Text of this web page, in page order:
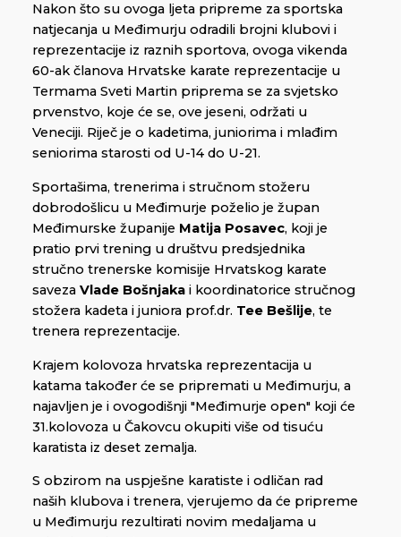
Nakon što su ovoga ljeta pripreme za sportska
natjecanja u Međimurju odradili brojni klubovi i
reprezentacije iz raznih sportova, ovoga vikenda
60-ak članova Hrvatske karate reprezentacije u
Termama Sveti Martin priprema se za svjetsko
prvenstvo, koje će se, ove jeseni, održati u
Veneciji. Riječ je o kadetima, juniorima i mlađim
seniorima starosti od U-14 do U-21.
Sportašima, trenerima i stručnom stožeru
dobrodošlicu u Međimurje poželio je župan
Međimurske županije Matija Posavec, koji je
pratio prvi trening u društvu predsjednika
stručno trenerske komisije Hrvatskog karate
saveza Vlade Bošnjaka i koordinatorice stručnog
stožera kadeta i juniora prof.dr. Tee Bešlije, te
trenera reprezentacije.
Krajem kolovoza hrvatska reprezentacija u
katama također će se pripremati u Međimurju, a
najavljen je i ovogodišnji "Međimurje open" koji će
31.kolovoza u Čakovcu okupiti više od tisuću
karatista iz deset zemalja.
S obzirom na uspješne karatiste i odličan rad
naših klubova i trenera, vjerujemo da će pripreme
u Međimurju rezultirati novim medaljama u